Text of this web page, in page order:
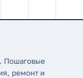
Пошаговые
ремонт и